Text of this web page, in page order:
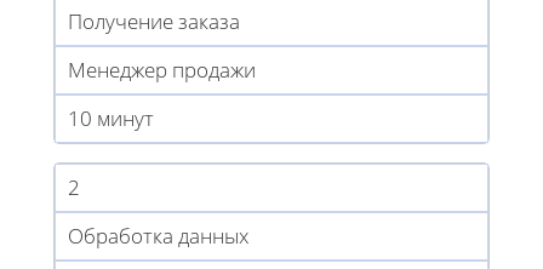
Получение заказа
Менеджер продажи
10 минут
2
Обработка данных